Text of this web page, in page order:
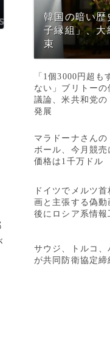
韓国の暗い歴
子縁組」、大
束
「1個3000円超も
ない」ブリトーの
議論、米共和党の
発展
マラドーナさんの
ボール、今月競
価格は1千万ドル
ドイツでメルツ
画と主張する偽動
後にロシア系情報
サウジ、トルコ、
が共同防衛協定締